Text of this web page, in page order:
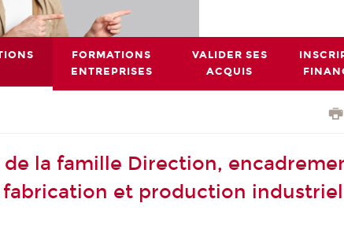
FORMATIONS
ENTREPRISES
VALIDER SES
ACQUIS
de la famille Direction,
et production